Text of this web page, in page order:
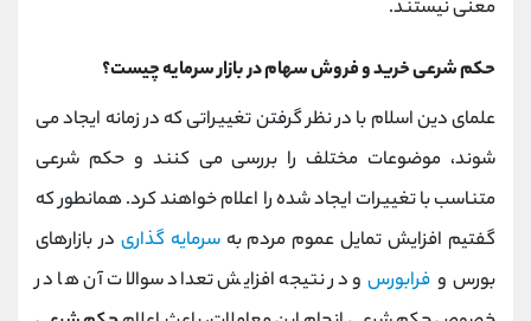
معنی نیستند.
حکم شرعی خرید و فروش سهام در بازار سرمایه چیست؟
علمای دین اسلام با در نظر گرفتن تغییراتی که در زمانه ایجاد می
شوند، موضوعات مختلف را بررسی می کنند و حکم شرعی
متناسب با تغییرات ایجاد شده را اعلام خواهند کرد. همانطور که
گفتیم افزایش تمایل عموم مردم بهسرمایه گذاری در بازارهای
بورس و فرابورسو در نتیجه افزایش تعداد سوالات آن ها در